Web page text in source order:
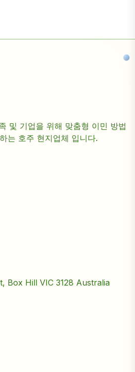
및 기업을 위해 맞춤형 이민 방법
는 호주 현지업체 입니다.
Box Hill VIC 3128 Australia